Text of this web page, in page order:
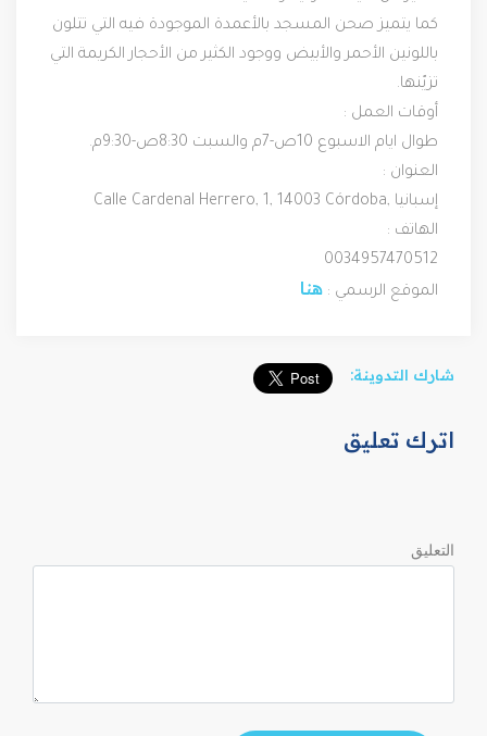
تزيّنها.
أوقات العمل :
طوال ايام الاسبوع 10ص-7م والسبت 8:30ص-9:30م.
العنوان :
Calle Cardenal Herrero, 1, 14003 Córdoba, إسبانيا
الهاتف :
0034957470512
الموقع الرسمي : هنا
شارك التدوينة:
اترك تعليق
التعليق